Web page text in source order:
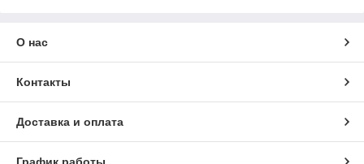
О нас
Контакты
Доставка и оплата